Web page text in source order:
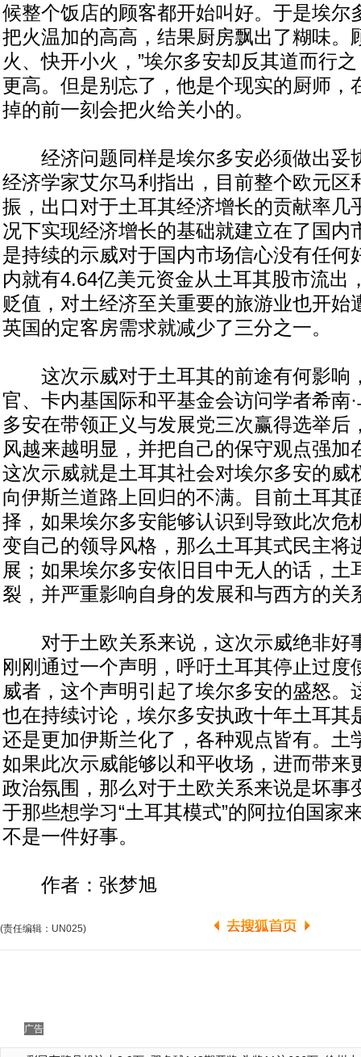
候整个饭店的顾客都开始叫好。于是埃尔
把火温加的高高，结果厨房飘出了糊味。
火、快开小火，”埃尔多安却反其道而行
更高。但是别忘了，他是个现实的厨师，
掉的前一刻会把火给关小的。
经济问题同样是埃尔多安必须做出妥
经济学家艾尔马利指出，目前整个欧元区
振，出口对于土耳其经济增长的贡献率几
况下实现经济增长的基础就建立在了国内
是持续的示威对于国内市场信心没有任何
内就有4.64亿美元资金从土耳其股市流出
贬值，对土经济至关重要的旅游业也开始
英国的定客房需求就减少了三分之一。
这次示威对于土耳其的前途有何影响
官、卡内基国际和平基金会访问学者希南
多安在带领正义与发展党三次赢得选举后
风越来越明显，并把自己的保守观点强加
这次示威就是土耳其社会对埃尔多安的威
向伊斯兰道路上回归的不满。目前土耳其
择，如果埃尔多安能够认识到导致此次危
变自己的领导风格，那么土耳其式民主将
展；如果埃尔多安依旧目中无人的话，土
裂，并严重影响自身的发展和与西方的关
对于土欧关系来说，这次示威绝非好
刚刚通过一个声明，呼吁土耳其停止过度
威者，这个声明引起了埃尔多安的盛怒。
也在持续讨论，埃尔多安执政十年土耳其
还是更加伊斯兰化了，各种观点皆有。土
如果此次示威能够以和平收场，进而带来
政治氛围，那么对于土欧关系来说是坏事
于那些想学习“土耳其模式”的阿拉伯国家
不是一件好事。
作者：张梦旭
(责任编辑：UN025)
广告